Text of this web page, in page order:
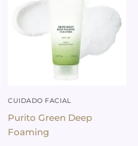
CUIDADO FACIAL
Purito Green Deep
Foaming